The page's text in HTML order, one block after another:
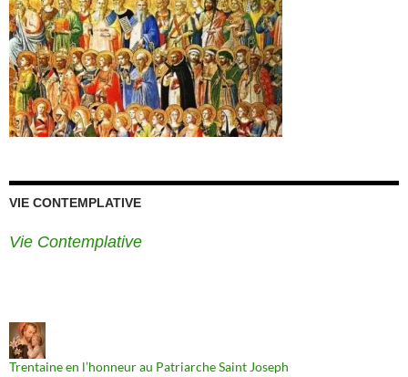
VIE CONTEMPLATIVE
Vie Contemplative
Trentaine en l’honneur au Patriarche Saint Joseph